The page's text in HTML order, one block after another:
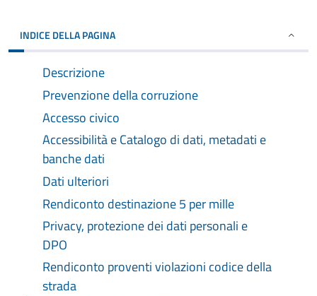
INDICE DELLA PAGINA
Descrizione
Prevenzione della corruzione
Accesso civico
Accessibilità e Catalogo di dati, metadati e
banche dati
Dati ulteriori
Rendiconto destinazione 5 per mille
Privacy, protezione dei dati personali e
DPO
Rendiconto proventi violazioni codice della
strada